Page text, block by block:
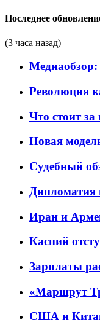
Последнее
(3 часа назад)
Медиаобзор:
Революция
Что стоит
Новая
Судебный
Дипломатия
Иран и
Каспий
Зарплаты
«Маршрут
США и